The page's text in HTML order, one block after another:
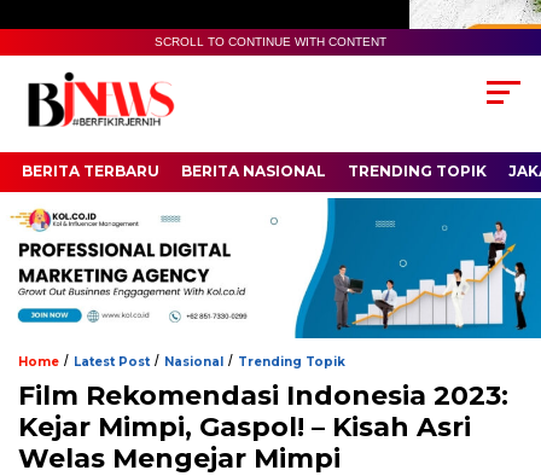
SCROLL TO CONTINUE WITH CONTENT
BERITA TERBARU BERITA NASIONAL TRENDING TOPIK
Home / Latest Post / Nasional / Trending Topik
Film Rekomendasi Indonesia 2023:
Kejar Mimpi, Gaspol! – Kisah Asri
Welas Mengejar Mimpi